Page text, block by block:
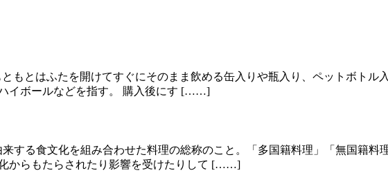
もとはふたを開けてすぐにそのまま飲める缶入りや瓶入り、ペットボトル
イボールなどを指す。 購入後にす [……]
する食文化を組み合わせた料理の総称のこと。「多国籍料理」「無国籍
からもたらされたり影響を受けたりして [……]